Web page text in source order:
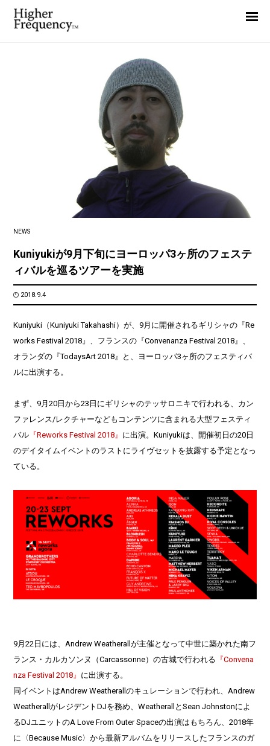
NEWS
Kuniyukiが9月下旬にヨーロッパ3ヶ所のフェステ
ィバルを巡るツアーを実施
2018.9.4
Kuniyuki（Kuniyuki Takahashi）が、9月に開催されるギリシャの『Re
works Festival 2018』、フランスの『Convenanza Festival 2018』、
オランダの『TodaysArt 2018』と、ヨーロッパ3ヶ所のフェスティバ
ルに出演する。
まず、9月20日から23日にギリシャのテッサロニキで行われる、カン
ファレンス/レクチャーなどもコンテンツに含まれる大型フェスティ
バル 『Reworks Festival 2018』 に出演。Kuniyukiは、開催初日の20日
のデイタイムイベントのラストにライヴセットを披露する予定となっ
ている。
9月22日には、Andrew Weatherallが主催となって中世に築かれた南フ
ランス・カルカソンヌ（Carcassonne）の古城で行われる 『Convena
nza Festival 2018』 に出演する。
同イベントはAndrew Weatherallのキュレーションで行われ、Andrew
WeatherallがレジデントDJを務め、WeatherallとSean Johnstonによ
るDJユニットのA Love From Outer Spaceの出演はもちろん、2018年
に〈Because Music〉から最新アルバムをリリースしたフランスのガ
Interview
Highlight
Report